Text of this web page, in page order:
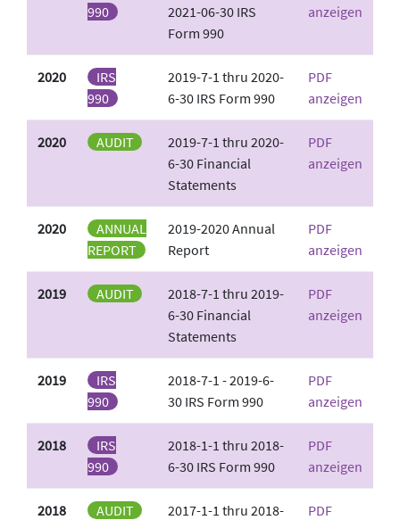
990
2021-06-30 IRS
Form 990
anzeigen
2020
IRS
990
2019-7-1 thru 2020-
6-30 IRS Form 990
PDF
anzeigen
2020 AUDIT
2019-7-1 thru 2020-
6-30 Financial
Statements
PDF
anzeigen
2020
ANNUAL
REPORT
2019-2020 Annual
Report
PDF
anzeigen
2019 AUDIT
2018-7-1 thru 2019-
6-30 Financial
Statements
PDF
anzeigen
2019
IRS
990
2018-7-1 - 2019-6-
30 IRS Form 990
PDF
anzeigen
2018
IRS
990
2018-1-1 thru 2018-
6-30 IRS Form 990
PDF
anzeigen
2018 AUDIT
2017-1-1 thru 2018-
PDF